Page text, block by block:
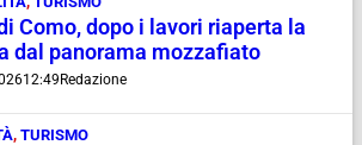
Como, dopo i lavori riaperta la
dal panorama mozzafiato
12:49Redazione
, TURISMO